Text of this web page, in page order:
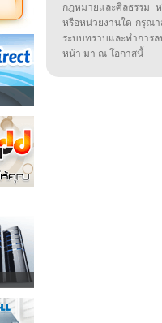
กฎหมายและศีลธรรม
หรือหน่วยงานใด กรุณา
ระบบทราบและทำกา
หน้า มา ณ โอกาสนี้